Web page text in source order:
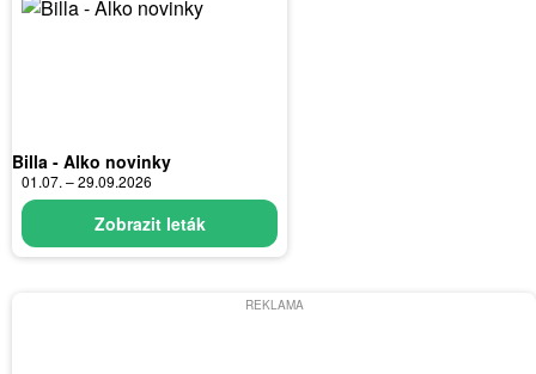
Billa - Alko novinky
01.07. – 29.09.2026
Zobrazit leták
REKLAMA